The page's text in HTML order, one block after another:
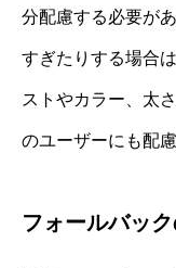
分配慮する必要が
すぎたりする場合
ストやカラー、太
のユーザーにも配
フォールバッ